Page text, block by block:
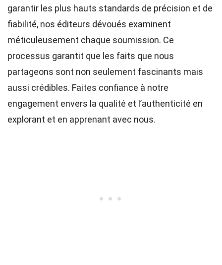
garantir les plus hauts standards de précision et de
fiabilité, nos éditeurs dévoués examinent
méticuleusement chaque soumission. Ce
processus garantit que les faits que nous
partageons sont non seulement fascinants mais
aussi crédibles. Faites confiance à notre
engagement envers la qualité et l’authenticité en
explorant et en apprenant avec nous.